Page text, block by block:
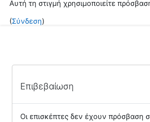
Μετάβαση στο κεντρικό περιεχόμενο
Αυτή τη στιγμή χρησιμοποιείτε
(Σύνδεση)
Επιβεβαίωση
Οι επισκέπτες δεν έχουν πρόσβαση